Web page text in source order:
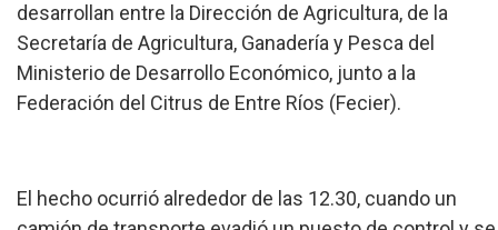
desarrollan entre la Dirección de Agricultura, de la
Secretaría de Agricultura, Ganadería y Pesca del
Ministerio de Desarrollo Económico, junto a la
Federación del Citrus de Entre Ríos (Fecier).
El hecho ocurrió alrededor de las 12.30, cuando un